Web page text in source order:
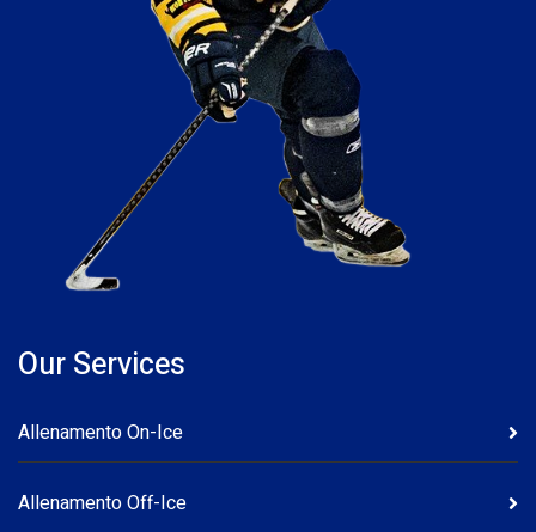
Our Services
Allenamento On-Ice
Allenamento Off-Ice